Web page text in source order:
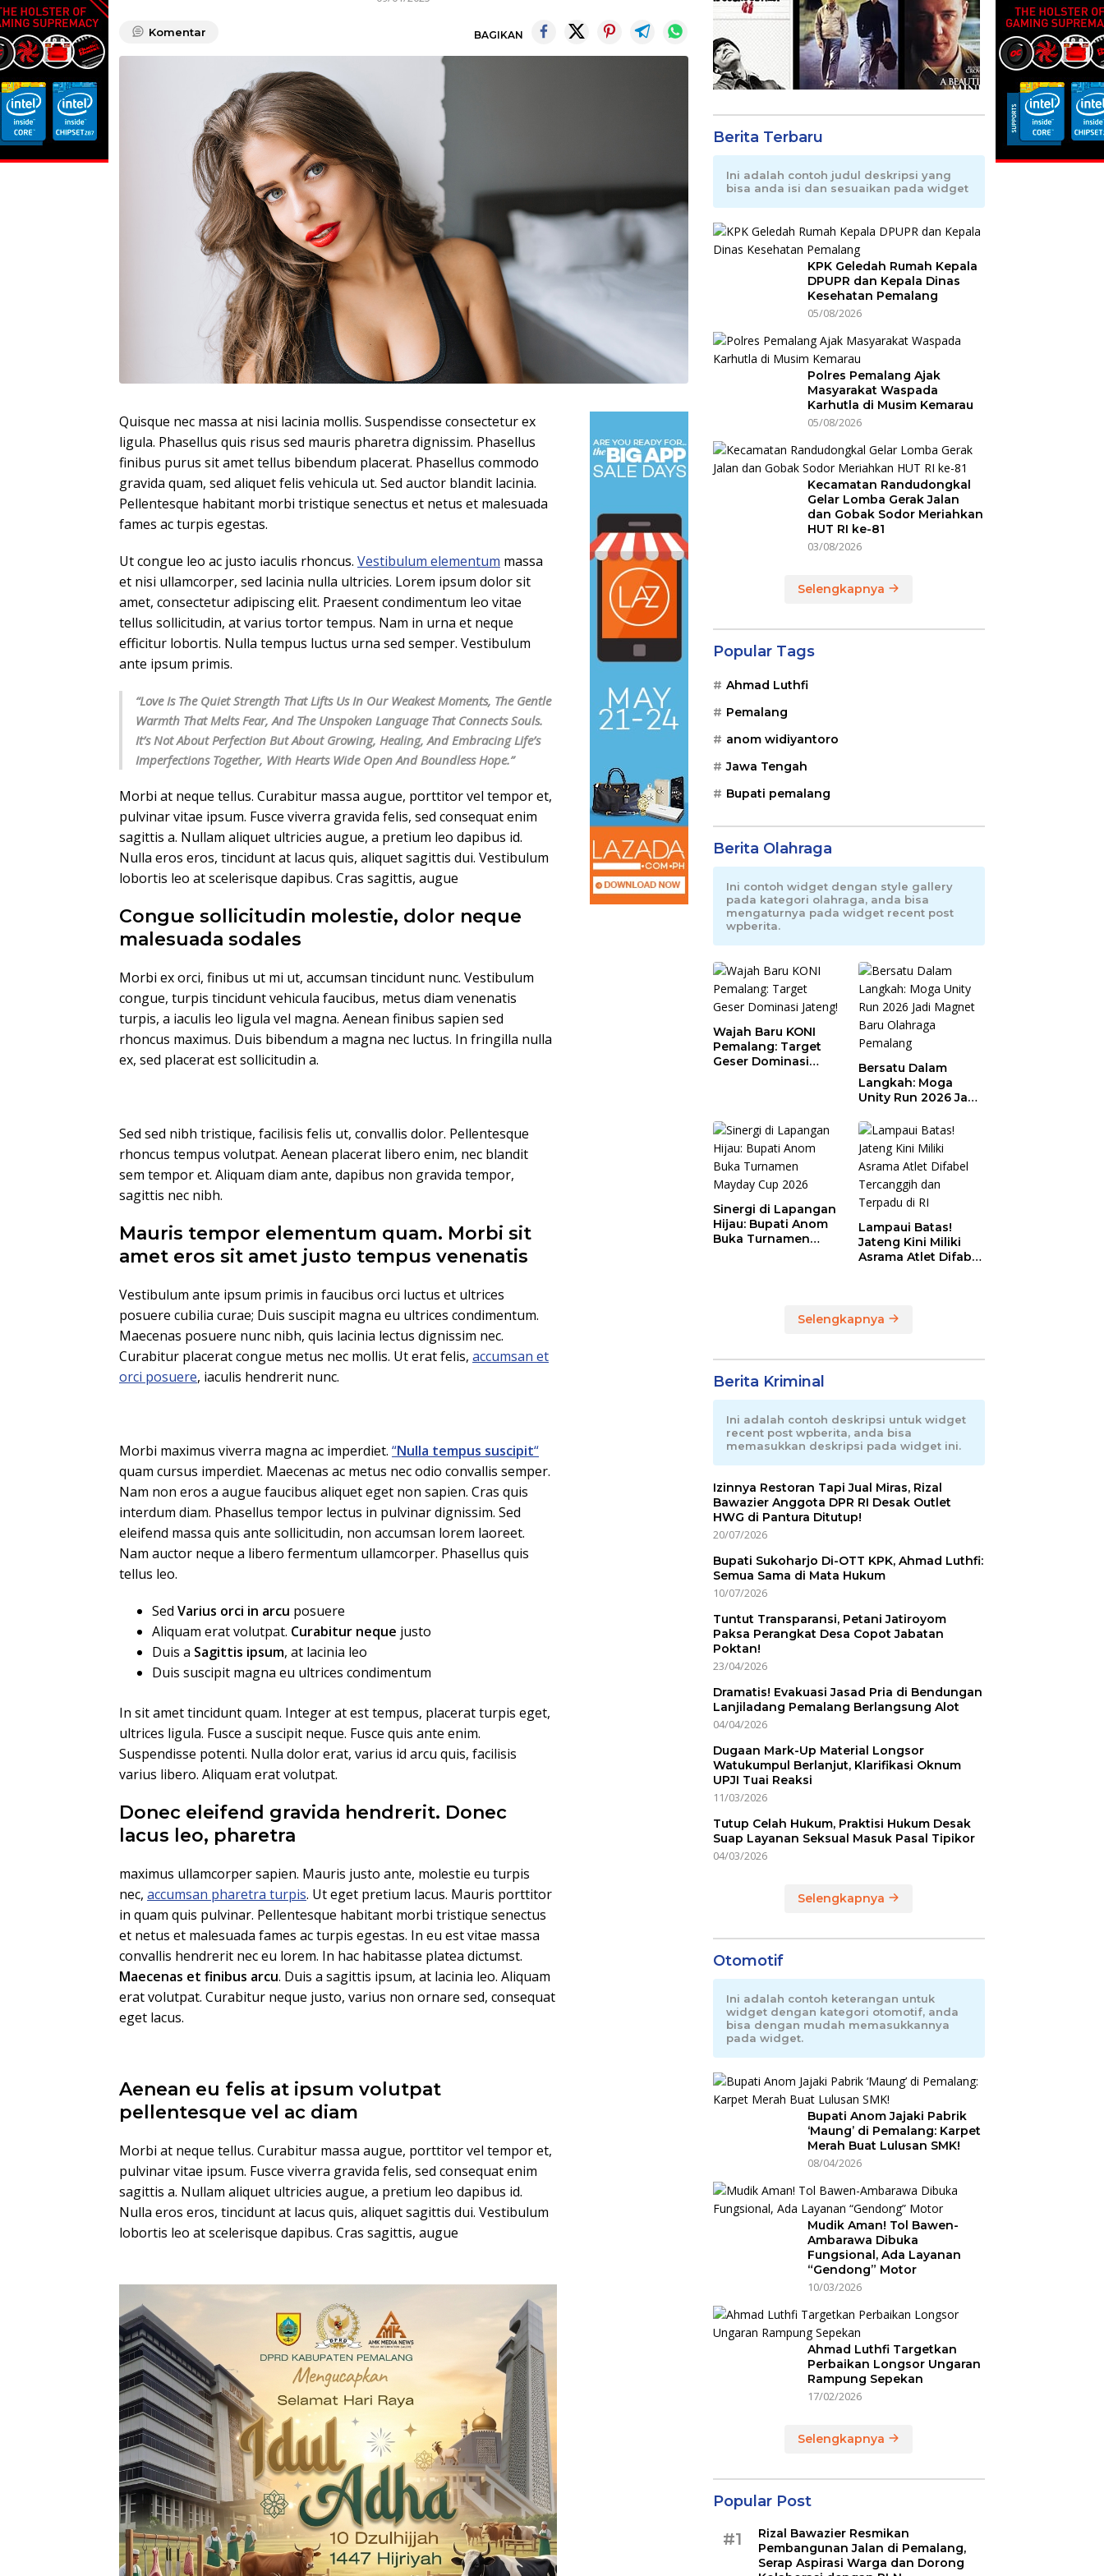
Komentar BAGIKAN
Quisque nec massa at nisi lacinia mollis. Suspendisse consectetur ex
ligula. Phasellus quis risus sed mauris pharetra dignissim. Phasellus
finibus purus sit amet tellus bibendum placerat. Phasellus commodo
gravida quam, sed aliquet felis vehicula ut. Sed auctor blandit lacinia.
Pellentesque habitant morbi tristique senectus et netus et malesuada
fames ac turpis egestas.
Ut congue leo ac justo iaculis rhoncus. Vestibulum elementum massa
et nisi ullamcorper, sed lacinia nulla ultricies. Lorem ipsum dolor sit
amet, consectetur adipiscing elit. Praesent condimentum leo vitae
tellus sollicitudin, at varius tortor tempus. Nam in urna et neque
efficitur lobortis. Nulla tempus luctus urna sed semper. Vestibulum
ante ipsum primis.
“Love Is The Quiet Strength That Lifts Us In Our Weakest Moments, The Gentle
Warmth That Melts Fear, And The Unspoken Language That Connects Souls.
It’s Not About Perfection But About Growing, Healing, And Embracing Life’s
Imperfections Together, With Hearts Wide Open And Boundless Hope.”
Morbi at neque tellus. Curabitur massa augue, porttitor vel tempor et,
pulvinar vitae ipsum. Fusce viverra gravida felis, sed consequat enim
sagittis a. Nullam aliquet ultricies augue, a pretium leo dapibus id.
Nulla eros eros, tincidunt at lacus quis, aliquet sagittis dui. Vestibulum
lobortis leo at scelerisque dapibus. Cras sagittis, augue
Congue sollicitudin molestie, dolor neque
malesuada sodales
Morbi ex orci, finibus ut mi ut, accumsan tincidunt nunc. Vestibulum
congue, turpis tincidunt vehicula faucibus, metus diam venenatis
turpis, a iaculis leo ligula vel magna. Aenean finibus sapien sed
rhoncus maximus. Duis bibendum a magna nec luctus. In fringilla nulla
ex, sed placerat est sollicitudin a.
Sed sed nibh tristique, facilisis felis ut, convallis dolor. Pellentesque
rhoncus tempus volutpat. Aenean placerat libero enim, nec blandit
sem tempor et. Aliquam diam ante, dapibus non gravida tempor,
sagittis nec nibh.
Mauris tempor elementum quam. Morbi sit
amet eros sit amet justo tempus venenatis
Vestibulum ante ipsum primis in faucibus orci luctus et ultrices
posuere cubilia curae; Duis suscipit magna eu ultrices condimentum.
Maecenas posuere nunc nibh, quis lacinia lectus dignissim nec.
Curabitur placerat congue metus nec mollis. Ut erat felis, accumsan et
orci posuere, iaculis hendrerit nunc.
Morbi maximus viverra magna ac imperdiet. “Nulla tempus suscipit“
quam cursus imperdiet. Maecenas ac metus nec odio convallis semper.
Nam non eros a augue faucibus aliquet eget non sapien. Cras quis
interdum diam. Phasellus tempor lectus in pulvinar dignissim. Sed
eleifend massa quis ante sollicitudin, non accumsan lorem laoreet.
Nam auctor neque a libero fermentum ullamcorper. Phasellus quis
tellus leo.
Sed Varius orci in arcu posuere
Aliquam erat volutpat. Curabitur neque justo
Duis a Sagittis ipsum, at lacinia leo
Duis suscipit magna eu ultrices condimentum
In sit amet tincidunt quam. Integer at est tempus, placerat turpis eget,
ultrices ligula. Fusce a suscipit neque. Fusce quis ante enim.
Suspendisse potenti. Nulla dolor erat, varius id arcu quis, facilisis
varius libero. Aliquam erat volutpat.
Donec eleifend gravida hendrerit. Donec
lacus leo, pharetra
maximus ullamcorper sapien. Mauris justo ante, molestie eu turpis
nec, accumsan pharetra turpis. Ut eget pretium lacus. Mauris porttitor
in quam quis pulvinar. Pellentesque habitant morbi tristique senectus
et netus et malesuada fames ac turpis egestas. In eu est vitae massa
convallis hendrerit nec eu lorem. In hac habitasse platea dictumst.
Maecenas et finibus arcu. Duis a sagittis ipsum, at lacinia leo. Aliquam
erat volutpat. Curabitur neque justo, varius non ornare sed, consequat
eget lacus.
Aenean eu felis at ipsum volutpat
pellentesque vel ac diam
Morbi at neque tellus. Curabitur massa augue, porttitor vel tempor et,
pulvinar vitae ipsum. Fusce viverra gravida felis, sed consequat enim
sagittis a. Nullam aliquet ultricies augue, a pretium leo dapibus id.
Nulla eros eros, tincidunt at lacus quis, aliquet sagittis dui. Vestibulum
lobortis leo at scelerisque dapibus. Cras sagittis, augue
Berita Terbaru
Ini adalah contoh judul deskripsi yang
bisa anda isi dan sesuaikan pada widget
KPK Geledah Rumah Kepala
DPUPR dan Kepala Dinas
Kesehatan Pemalang
05/08/2026
Polres Pemalang Ajak
Masyarakat Waspada
Karhutla di Musim Kemarau
05/08/2026
Kecamatan Randudongkal
Gelar Lomba Gerak Jalan
dan Gobak Sodor Meriahkan
HUT RI ke-81
03/08/2026
Selengkapnya
Popular Tags
Ahmad Luthfi
Pemalang
anom widiyantoro
Jawa Tengah
Bupati pemalang
Berita Olahraga
Ini contoh widget dengan style gallery
pada kategori olahraga, anda bisa
mengaturnya pada widget recent post
wpberita.
Wajah Baru KONI
Pemalang: Target
Geser Dominasi
Bersatu Dalam
Langkah: Moga
Unity Run 2026 Jadi
Olahraga Pemalang
Sinergi di Lapangan
Hijau: Bupati Anom
Buka Turnamen
Lampaui Batas!
Jateng Kini Miliki
Asrama Atlet Difabel
Selengkapnya
Berita Kriminal
Ini adalah contoh deskripsi untuk widget
recent post wpberita, anda bisa
memasukkan deskripsi pada widget ini.
Izinnya Restoran Tapi Jual Miras, Rizal
Bawazier Anggota DPR RI Desak Outlet
HWG di Pantura Ditutup!
20/07/2026
Bupati Sukoharjo Di-OTT KPK, Ahmad Luthfi:
Semua Sama di Mata Hukum
10/07/2026
Tuntut Transparansi, Petani Jatiroyom
Paksa Perangkat Desa Copot Jabatan
Poktan!
23/04/2026
Dramatis! Evakuasi Jasad Pria di Bendungan
Lanjiladang Pemalang Berlangsung Alot
04/04/2026
Dugaan Mark-Up Material Longsor
Watukumpul Berlanjut, Klarifikasi Oknum
UPJI Tuai Reaksi
11/03/2026
Tutup Celah Hukum, Praktisi Hukum Desak
Suap Layanan Seksual Masuk Pasal Tipikor
04/03/2026
Selengkapnya
Otomotif
Ini adalah contoh keterangan untuk
widget dengan kategori otomotif, anda
bisa dengan mudah memasukkannya
pada widget.
Bupati Anom Jajaki Pabrik
‘Maung’ di Pemalang: Karpet
Merah Buat Lulusan SMK!
08/04/2026
Mudik Aman! Tol Bawen-
Ambarawa Dibuka
Fungsional, Ada Layanan
“Gendong” Motor
10/03/2026
Ahmad Luthfi Targetkan
Perbaikan Longsor Ungaran
Rampung Sepekan
17/02/2026
Selengkapnya
Popular Post
#1
Rizal Bawazier Resmikan
Pembangunan Jalan di Pemalang,
Serap Aspirasi Warga dan Dorong